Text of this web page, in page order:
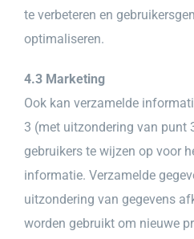
te verbeteren en
optimaliseren.
4.3 Marketing
Ook kan verzamelde
3 (met uitzondering van punt
gebruikers te wijzen op voor
informatie. Verzamelde
uitzondering van gegevens
worden gebruikt om nieuwe